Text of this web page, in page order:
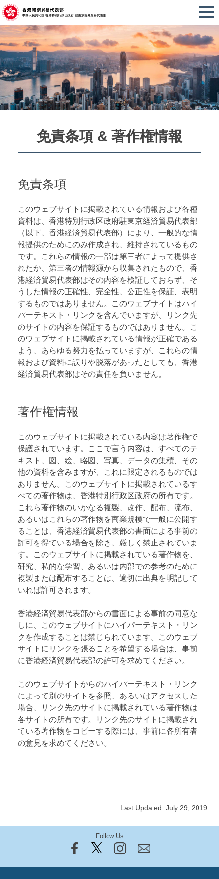
免責条項 & 著作権情報
免責条項
このウェブサイトに掲載されている情報および各種
資料は、香港特別行政区政府駐東京経済貿易代表部
（以下、香港経済貿易代表部）により、一般的な情
報提供のためにのみ作成され、維持されているもの
です。これらの情報の一部は第三者によって提供さ
れたか、第三者の情報源から収集されたもので、香
港経済貿易代表部はその内容を検証しておらず、そ
うした情報の正確性、完全性、公正性を保証、表明
するものではありません。このウェブサイトはハイ
パーテキスト・リンクを含んでいますが、リンク先
のサイトの内容を保証するものではありません。こ
のウェブサイトに掲載されている情報が正確である
よう、あらゆる努力を払っていますが、これらの情
報および資料に誤りや脱落があったとしても、香港
経済貿易代表部はその責任を負いません。
著作権情報
このウェブサイトに掲載されている内容は著作権で
保護されています。ここで言う内容は、すべてのテ
キスト、図、絵、略図、写真、データの集積、その
他の資料を含みますが、これに限定されるものでは
ありません。このウェブサイトに掲載されているす
べての著作物は、香港特別行政区政府の所有です。
これら著作物のいかなる複製、改作、配布、流布、
あるいはこれらの著作物を商業規模で一般に公開す
ることは、香港経済貿易代表部の書面による事前の
許可を得ている場合を除き、厳しく禁止されていま
す。このウェブサイトに掲載されている著作物を、
研究、私的な学習、あるいは内部での参考のために
複製または配布することは、適切に出典を明記して
いれば許可されます。
香港経済貿易代表部からの書面による事前の同意な
しに、このウェブサイトにハイパーテキスト・リン
クを作成することは禁じられています。このウェブ
サイトにリンクを張ることを希望する場合は、事前
に香港経済貿易代表部の許可を求めてください。
このウェブサイトからのハイパーテキスト・リンク
によって別のサイトを参照、あるいはアクセスした
場合、リンク先のサイトに掲載されている著作物は
各サイトの所有です。リンク先のサイトに掲載され
ている著作物をコピーする際には、事前に各所有者
の意見を求めてください。
Last Updated: July 29, 2019
Follow Us